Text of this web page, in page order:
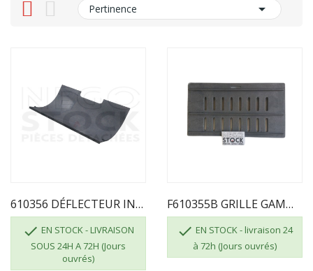
Pertinence 
610356 DÉFLECTEUR INVICTA GAMME REGENT
 EN STOCK - LIVRAISON
SOUS 24H A 72H (Jours
ouvrés)
F610355B GRILLE GAMME REGENT INVICTA
 EN STOCK - livraison 24
à 72h (Jours ouvrés)